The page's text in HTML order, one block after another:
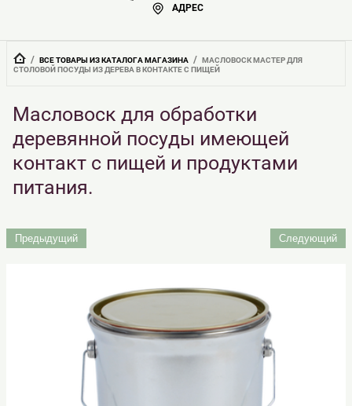
АДРЕС
  /
ВСЕ ТОВАРЫ ИЗ КАТАЛОГА МАГАЗИНА
  /
МАСЛОВОСК МАСТЕР ДЛЯ
СТОЛОВОЙ ПОСУДЫ ИЗ ДЕРЕВА В КОНТАКТЕ С ПИЩЕЙ
Масловоск для обработки
деревянной посуды имеющей
контакт с пищей и продуктами
питания.
Предыдущий Следующий